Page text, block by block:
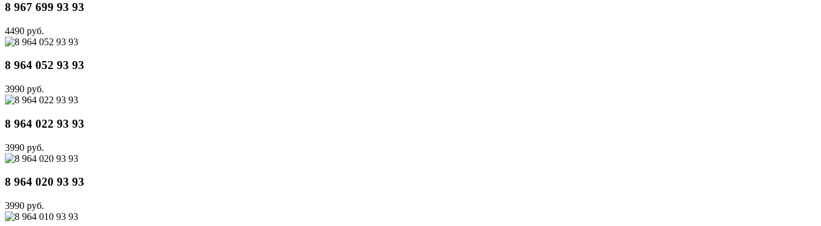
8 967 699 93 93
4490 руб.
8 964 052 93 93
3990 руб.
8 964 022 93 93
3990 руб.
8 964 020 93 93
3990 руб.